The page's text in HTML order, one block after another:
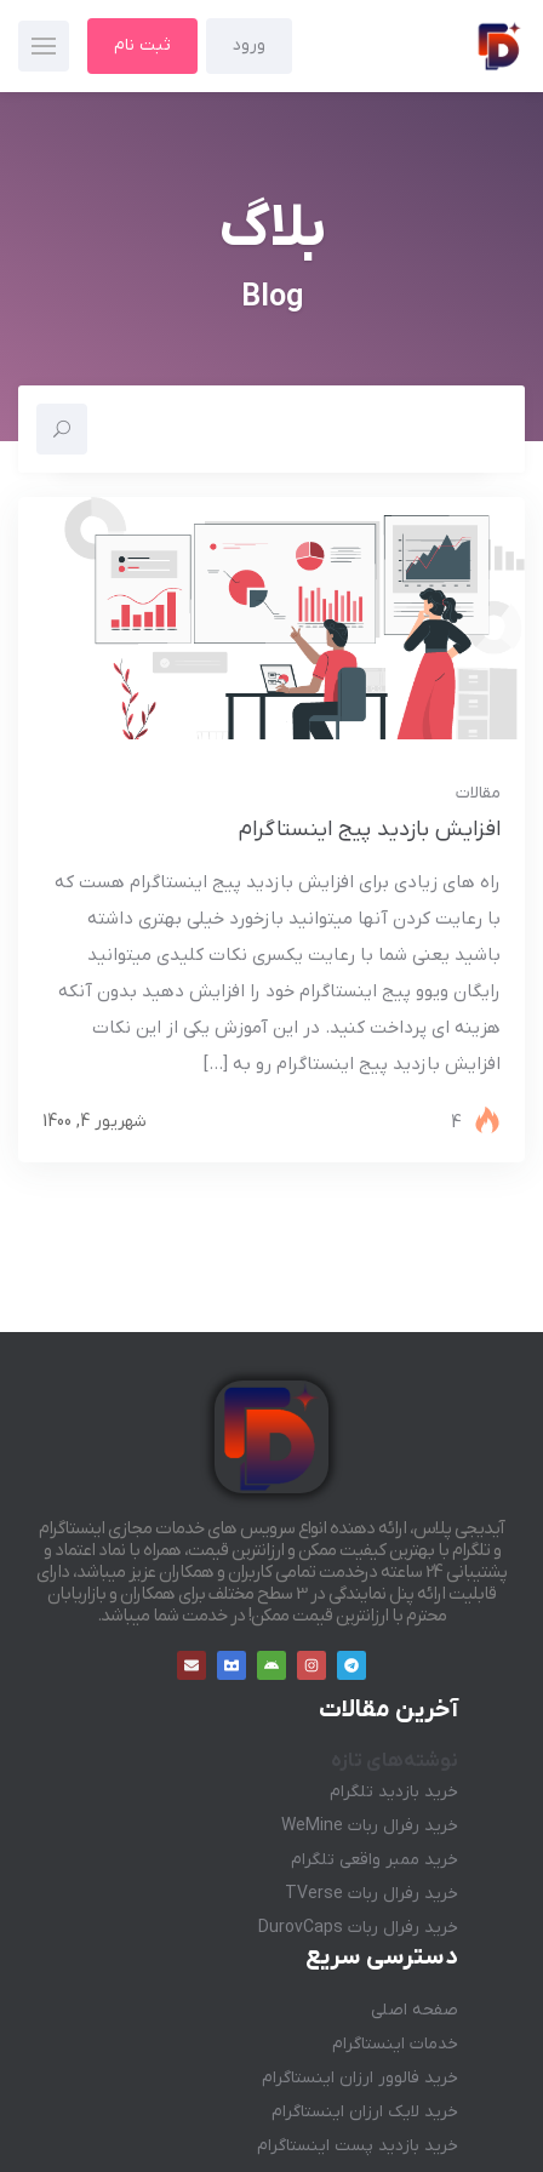
ورود ثبت نام
بلاگ
Blog
مقالات
افزایش بازدید پیج اینستاگرام
راه های زیادی برای افزایش بازدید پیج اینستاگرام هست که
با رعایت کردن آنها میتوانید بازخورد خیلی بهتری داشته
باشید یعنی شما با رعایت یکسری نکات کلیدی میتوانید
رایگان ویوو پیج اینستاگرام خود را افزایش دهید بدون آنکه
هزینه ای پرداخت کنید. در این آموزش یکی از این نکات
افزایش بازدید پیج اینستاگرام رو به […]
شهریور 4, 1400 4
آیدیجی پلاس، ارائه دهنده انواع سرویس های خدمات مجازی اینستاگرام
و تلگرام با بهترین کیفیت ممکن و ارزانترین قیمت، همراه با نماد اعتماد و
پشتیبانی 24 ساعته درخدمت تمامی کاربران و همکاران عزیز میباشد، دارای
قابلیت ارائه پنل نمایندگی در 3 سطح مختلف برای همکاران و بازاریابان
محترم با ارزانترین قیمت ممکن! در خدمت شما میباشد.
آخرین مقالات
خرید بازدید تلگرام
خرید رفرال ربات WeMine
خرید ممبر واقعی تلگرام
خرید رفرال ربات TVerse
خرید رفرال ربات DurovCaps
دسترسی سریع
صفحه اصلی
خدمات اینستاگرام
خرید فالوور ارزان اینستاگرام
خرید لایک ارزان اینستاگرام
خرید بازدید پست اینستاگرام